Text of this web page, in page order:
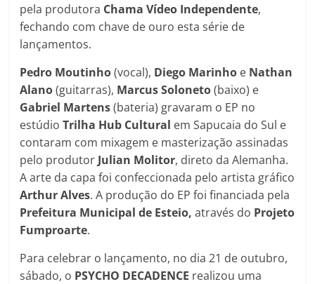
pela produtora Chama Vídeo Independente,
fechando com chave de ouro esta série de
lançamentos.
Pedro Moutinho(vocal), Diego Marinho e Nathan
Alano(guitarras), Marcus Soloneto(baixo) e
Gabriel Martens(bateria) gravaram o EP no
estúdioTrilha Hub Cultural em Sapucaia do Sul e
contaram com mixagem e masterização assinadas
pelo produtor Julian Molitor, direto da Alemanha.
A arte da capa foi confeccionada pelo artista gráfico
Arthur Alves. A produção do EP foi financiada pela
Prefeitura Municipal de Esteio,através do Projeto
Fumproarte.
Para celebrar o lançamento, no dia 21 de outubro,
sábado, o PSYCHO DECADENCE realizou uma